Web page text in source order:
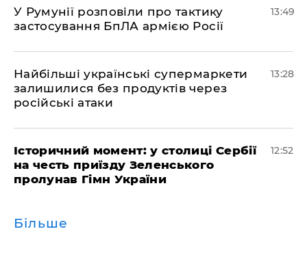
У Румунії розповіли про тактику
застосування БпЛА армією Росії
13:49
Найбільші українські супермаркети
залишилися без продуктів через
російські атаки
13:28
Історичний момент: у столиці Сербії
на честь приїзду Зеленського
пролунав Гімн України
12:52
Більше